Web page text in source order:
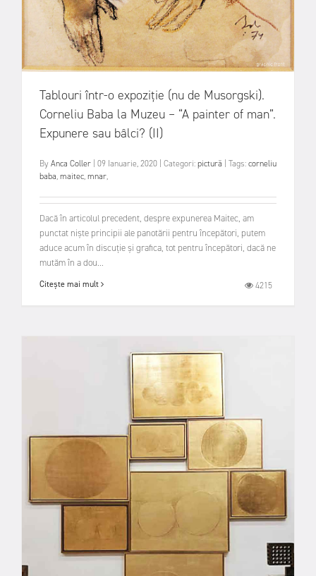
Tablouri într-o expoziție (nu de Musorgski).
Corneliu Baba la Muzeu – “A painter of man”.
Expunere sau bâlci? (II)
ByAnca Coller 09 Ianuarie, 2020 Categori:pictură Tags:corneliu
baba,maitec,mnar,
Dacă în articolul precedent, despre expunerea Maitec, am
punctat niște principii ale panotării pentru începători, putem
aduce acum în discuție și grafica, tot pentru începători, dacă ne
mutăm în a dou...
4215
Citește mai mult